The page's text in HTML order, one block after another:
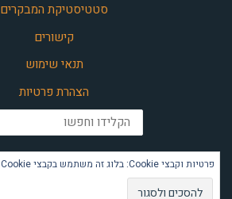
סטטיסטיקת המבקרים
קישורים
תנאי שימוש
הצהרת פרטיות
פרטיות וקבצי Cookie: בלוג זה משתמש בקבצי Cookie